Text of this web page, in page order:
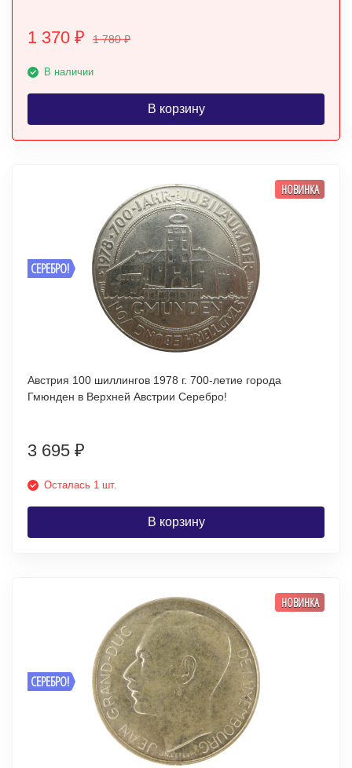
1 370 ₽ 1 780₽
В наличии
В корзину
СЕРЕБРО!
НОВИНКА
Австрия 100 шиллингов 1978 г. 700-летие города
Гмюнден в Верхней Австрии Серебро!
3 695 ₽
Осталась 1 шт.
В корзину
СЕРЕБРО!
НОВИНКА